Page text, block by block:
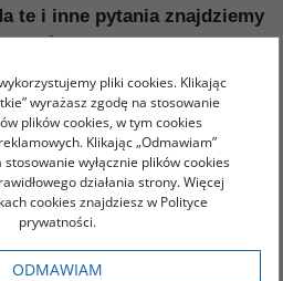
te i inne pytania znajdziemy
książce.
tematyka
pliki cookies. Klikając
wyrażasz zgodę na stosowanie
plików cookies, w tym cookies
Klikając „Odmawiam”
wyłącznie plików cookies
działania strony. Więcej
cookies znajdziesz w Polityce
prywatności.
ODMAWIAM